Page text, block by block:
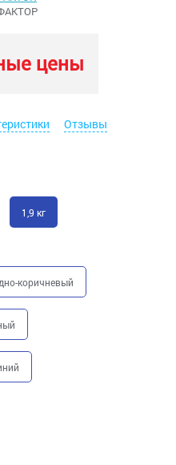
цены
Отзывы
1,9 кг
коричневый